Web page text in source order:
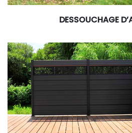
DESSOUCHAGE